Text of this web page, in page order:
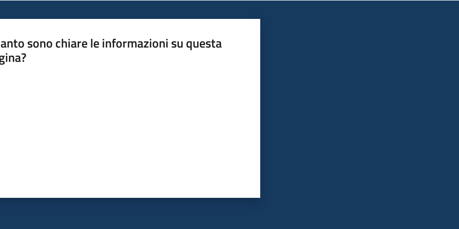
sono chiare le informazioni su questa